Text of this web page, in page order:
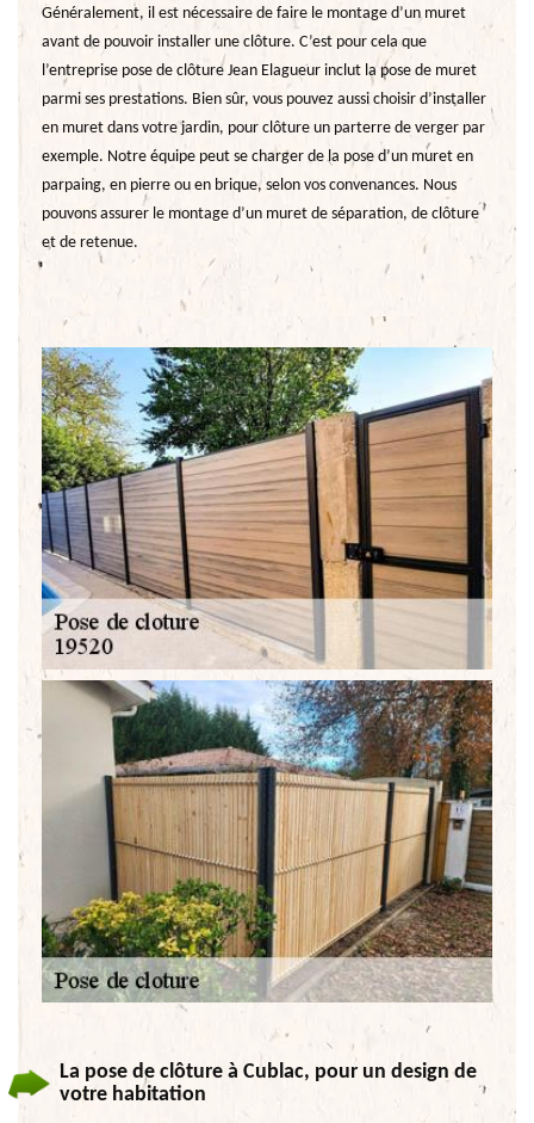
Généralement, il est nécessaire de faire le montage d’un muret
avant de pouvoir installer une clôture. C’est pour cela que
l’entreprise pose de clôture Jean Elagueur inclut la pose de muret
parmi ses prestations. Bien sûr, vous pouvez aussi choisir d’installer
en muret dans votre jardin, pour clôture un parterre de verger par
exemple. Notre équipe peut se charger de la pose d’un muret en
parpaing, en pierre ou en brique, selon vos convenances. Nous
pouvons assurer le montage d’un muret de séparation, de clôture
et de retenue.
La pose de clôture à Cublac, pour un design de
votre habitation